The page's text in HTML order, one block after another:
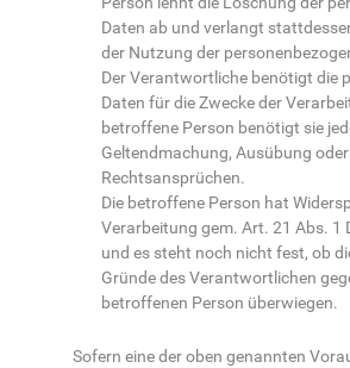
Daten ab und verlangt
der Nutzung der
Der Verantwortliche benötigt die
Daten für die Zwecke der
betroffene Person benötigt sie
Geltendmachung, Ausübung
Rechtsansprüchen.
Die betroffene Person hat
Verarbeitung gem. Art. 21 Abs. 1
und es steht noch nicht fest, ob
Gründe des Verantwortlichen
betroffenen Person überwiegen.
Sofern eine der oben genannten